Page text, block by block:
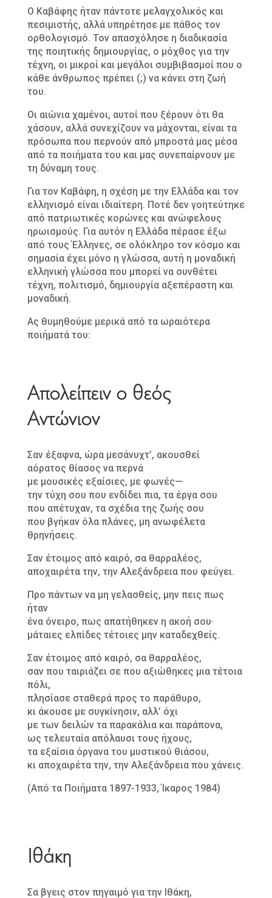
Ο Καβάφης ήταν πάντοτε μελαγχολικός και
πεσιμιστής, αλλά υπηρέτησε με πάθος τον
ορθολογισμό. Τον απασχόλησε η διαδικασία
της ποιητικής δημιουργίας, ο μόχθος για την
τέχνη, οι μικροί και μεγάλοι συμβιβασμοί που ο
κάθε άνθρωπος πρέπει (;) να κάνει στη ζωή
του.
Οι αιώνια χαμένοι, αυτοί που ξέρουν ότι θα
χάσουν, αλλά συνεχίζουν να μάχονται, είναι τα
πρόσωπα που περνούν από μπροστά μας μέσα
από τα ποιήματα του και μας συνεπαίρνουν με
τη δύναμη τους.
Για τον Καβάφη, η σχέση με την Ελλάδα και τον
ελληνισμό είναι ιδιαίτερη. Ποτέ δεν γοητεύτηκε
από πατριωτικές κορώνες και ανώφελους
ηρωισμούς. Για αυτόν η Ελλάδα πέρασε έξω
από τους Έλληνες, σε ολόκληρο τον κόσμο και
σημασία έχει μόνο η γλώσσα, αυτή η μοναδική
ελληνική γλώσσα που μπορεί να συνθέτει
τέχνη, πολιτισμό, δημιουργία αξεπέραστη και
μοναδική.
Ας θυμηθούμε μερικά από τα ωραιότερα
ποιήματά του:
Απολείπειν ο θεός
Aντώνιον
Σαν έξαφνα, ώρα μεσάνυχτ’, ακουσθεί
αόρατος θίασος να περνά
με μουσικές εξαίσιες, με φωνές—
την τύχη σου που ενδίδει πια, τα έργα σου
που απέτυχαν, τα σχέδια της ζωής σου
που βγήκαν όλα πλάνες, μη ανωφέλετα
θρηνήσεις.
Σαν έτοιμος από καιρό, σα θαρραλέος,
αποχαιρέτα την, την Aλεξάνδρεια που φεύγει.
Προ πάντων να μη γελασθείς, μην πεις πως
ήταν
ένα όνειρο, πως απατήθηκεν η ακοή σου·
μάταιες ελπίδες τέτοιες μην καταδεχθείς.
Σαν έτοιμος από καιρό, σα θαρραλέος,
σαν που ταιριάζει σε που αξιώθηκες μια τέτοια
πόλι,
πλησίασε σταθερά προς το παράθυρο,
κι άκουσε με συγκίνησιν, αλλ’ όχι
με των δειλών τα παρακάλια και παράπονα,
ως τελευταία απόλαυσι τους ήχους,
τα εξαίσια όργανα του μυστικού θιάσου,
κι αποχαιρέτα την, την Aλεξάνδρεια που χάνεις.
(Από τα Ποιήματα 1897-1933, Ίκαρος 1984)
Ιθάκη
Σα βγεις στον πηγαιμό για την Ιθάκη,